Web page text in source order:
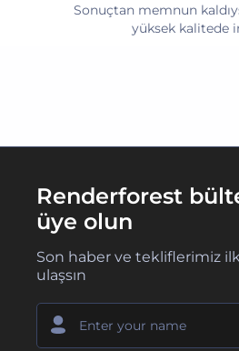
Sonuçtan memnun
yüksek kalitede
Renderforest
üye olun
Son haber ve tekliflerimiz
ulaşsın